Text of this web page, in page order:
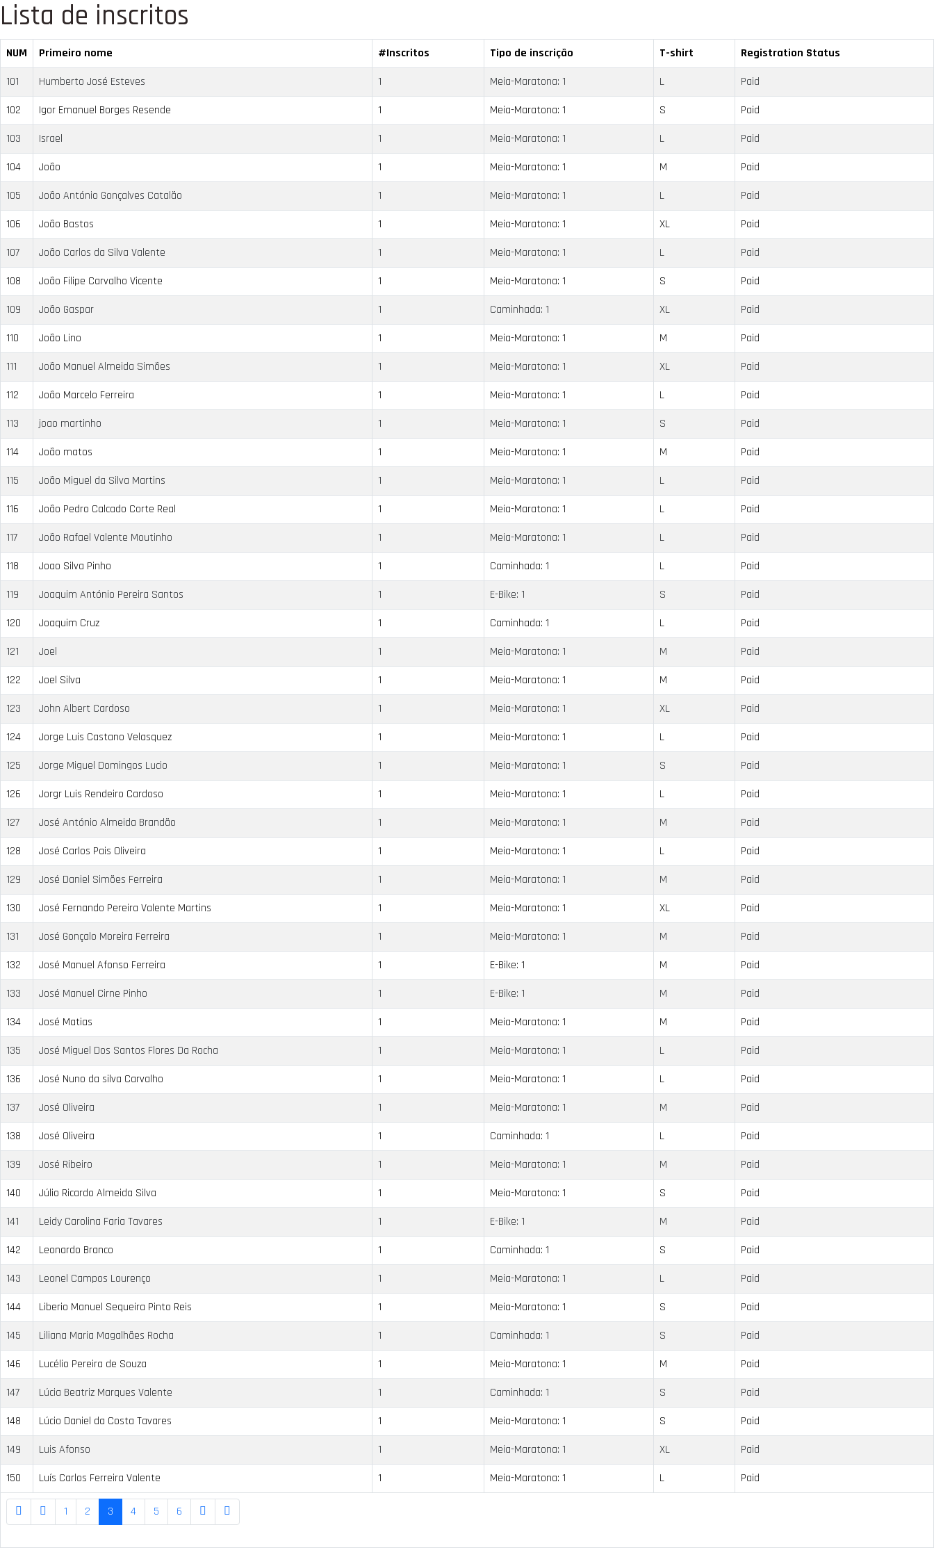
Lista de inscritos
NUM Primeiro nome #Inscritos Tipo de inscrição T-shirt Registration Status
1 2 3 4 5 6
101 Humberto José Esteves 1 Meia-Maratona: 1 L
Paid
102
Igor Emanuel Borges Resende 1 Meia-Maratona: 1 S
Paid
103
Israel 1 Meia-Maratona: 1 L
Paid
104
João 1 Meia-Maratona: 1 M
Paid
105
João António Gonçalves Catalão 1 Meia-Maratona: 1 L
Paid
106
João Bastos 1 Meia-Maratona: 1 XL
Paid
107
João Carlos da Silva Valente 1 Meia-Maratona: 1 L
Paid
108
João Filipe Carvalho Vicente 1 Meia-Maratona: 1 S
Paid
109
João Gaspar 1 Caminhada: 1 XL
Paid
110
João Lino 1 Meia-Maratona: 1 M
Paid
111
João Manuel Almeida Simões 1 Meia-Maratona: 1 XL
Paid
112
João Marcelo Ferreira 1 Meia-Maratona: 1 L
Paid
113
joao martinho 1 Meia-Maratona: 1 S
Paid
114
João matos 1 Meia-Maratona: 1 M
Paid
115
João Miguel da Silva Martins 1 Meia-Maratona: 1 L
Paid
116
João Pedro Calcado Corte Real 1 Meia-Maratona: 1 L
Paid
117
João Rafael Valente Moutinho 1 Meia-Maratona: 1 L
Paid
118
Joao Silva Pinho 1 Caminhada: 1 L
Paid
119
Joaquim António Pereira Santos 1 E-Bike: 1 S
Paid
120
Joaquim Cruz 1 Caminhada: 1 L
Paid
121
Joel 1 Meia-Maratona: 1 M
Paid
122
Joel Silva 1 Meia-Maratona: 1 M
Paid
123
John Albert Cardoso 1 Meia-Maratona: 1 XL
Paid
124
Jorge Luis Castano Velasquez 1 Meia-Maratona: 1 L
Paid
125
Jorge Miguel Domingos Lucio 1 Meia-Maratona: 1 S
Paid
126
Jorgr Luis Rendeiro Cardoso 1 Meia-Maratona: 1 L
Paid
127
José António Almeida Brandão 1 Meia-Maratona: 1 M
Paid
128
José Carlos Pais Oliveira 1 Meia-Maratona: 1 L
Paid
129
José Daniel Simões Ferreira 1 Meia-Maratona: 1 M
Paid
130
José Fernando Pereira Valente Martins 1 Meia-Maratona: 1 XL
Paid
131
José Gonçalo Moreira Ferreira 1 Meia-Maratona: 1 M
Paid
132
José Manuel Afonso Ferreira 1 E-Bike: 1 M
Paid
133
José Manuel Cirne Pinho 1 E-Bike: 1 M
Paid
134
José Matias 1 Meia-Maratona: 1 M
Paid
135
José Miguel Dos Santos Flores Da Rocha 1 Meia-Maratona: 1 L
Paid
136
José Nuno da silva Carvalho 1 Meia-Maratona: 1 L
Paid
137
José Oliveira 1 Meia-Maratona: 1 M
Paid
138
José Oliveira 1 Caminhada: 1 L
Paid
139
José Ribeiro 1 Meia-Maratona: 1 M
Paid
140
Júlio Ricardo Almeida Silva 1 Meia-Maratona: 1 S
Paid
141
Leidy Carolina Faria Tavares 1 E-Bike: 1 M
Paid
142
Leonardo Branco 1 Caminhada: 1 S
Paid
143
Leonel Campos Lourenço 1 Meia-Maratona: 1 L
Paid
144
Liberio Manuel Sequeira Pinto Reis 1 Meia-Maratona: 1 S
Paid
145
Liliana Maria Magalhães Rocha 1 Caminhada: 1 S
Paid
146
Lucélio Pereira de Souza 1 Meia-Maratona: 1 M
Paid
147
Lúcia Beatriz Marques Valente 1 Caminhada: 1 S
Paid
148
Lúcio Daniel da Costa Tavares 1 Meia-Maratona: 1 S
Paid
149
Luis Afonso 1 Meia-Maratona: 1 XL
Paid
150
Luís Carlos Ferreira Valente 1 Meia-Maratona: 1 L Paid